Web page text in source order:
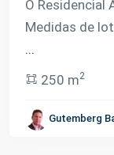
O Residencial
Medidas de
...
250 m2
Gutemberg
Km
Braga,